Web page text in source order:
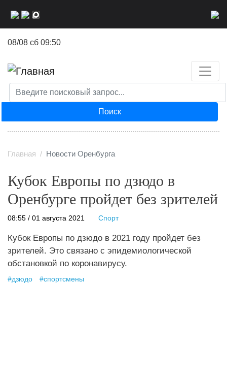
08/08 сб 09:50
Поиск
Главная Новости Оренбурга
Кубок Европы по дзюдо в
Оренбурге пройдет без зрителей
08:55 / 01 августа 2021 Спорт
Кубок Европы по дзюдо в 2021 году пройдет без
зрителей. Это связано с эпидемиологической
обстановкой по коронавирусу.
#дзюдо #спортсмены